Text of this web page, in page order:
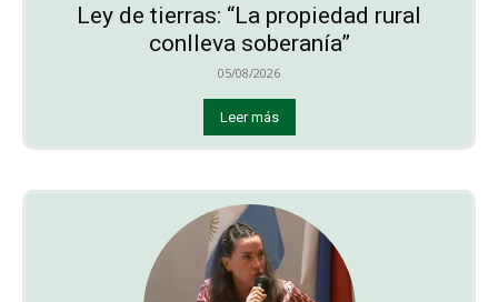
Ley de tierras: “La propiedad rural
conlleva soberanía”
05/08/2026
Leer más